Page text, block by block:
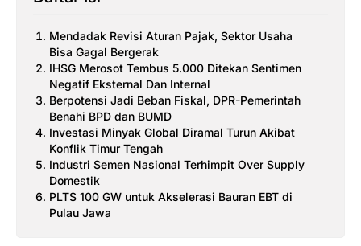
Mendadak Revisi Aturan Pajak, Sektor Usaha
Bisa Gagal Bergerak
IHSG Merosot Tembus 5.000 Ditekan Sentimen
Negatif Eksternal Dan Internal
Berpotensi Jadi Beban Fiskal, DPR-Pemerintah
Benahi BPD dan BUMD
Investasi Minyak Global Diramal Turun Akibat
Konflik Timur Tengah
Industri Semen Nasional Terhimpit Over Supply
Domestik
PLTS 100 GW untuk Akselerasi Bauran EBT di
Pulau Jawa